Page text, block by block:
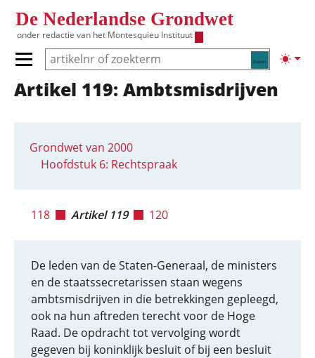
De Nederlandse Grondwet
onder redactie van het Montesquieu Instituut
Zoeken
Primair menu tonen/verbergen
Hoofdnavigatie
Artikel 119: Ambtsmisdrijven
Grondwet van 2000
Hoofdstuk 6: Rechtspraak
118 Artikel 119 120
De leden van de Staten-Generaal, de ministers
en de staatssecretarissen staan wegens
ambtsmisdrijven in die betrekkingen gepleegd,
ook na hun aftreden terecht voor de Hoge
Raad. De opdracht tot vervolging wordt
gegeven bij koninklijk besluit of bij een besluit